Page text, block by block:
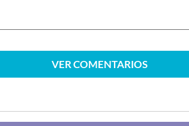
VERCOMENTARIOS